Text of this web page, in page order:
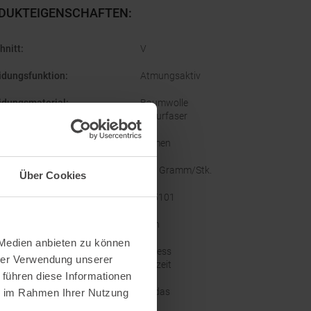
Über Cookies
anbieten zu können
Verwendung unserer
diese Informationen
Rahmen Ihrer Nutzung
:
: V
: Atmungsaktiv
:
Baumwolle
Naturfaser
Damen
145 Gramm/Stk.
: KA5101
Nein
Fitness
Freizeit
Adidas